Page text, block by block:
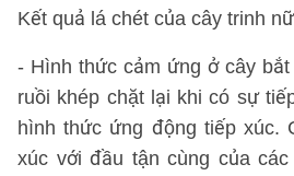
Kết quả lá chét của cây trinh
- Hình thức cảm ứng ở cây
ruồi khép chặt lại khi có sự
hình thức ứng động tiếp xúc.
xúc với đầu tận cùng của